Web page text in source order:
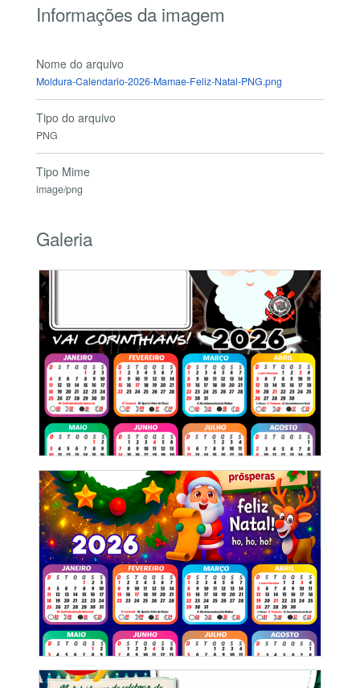
Informações da imagem
Nome do arquivo
Moldura-Calendario-2026-Mamae-Feliz-Natal-PNG.png
Tipo do arquivo
PNG
Tipo Mime
image/png
Galeria